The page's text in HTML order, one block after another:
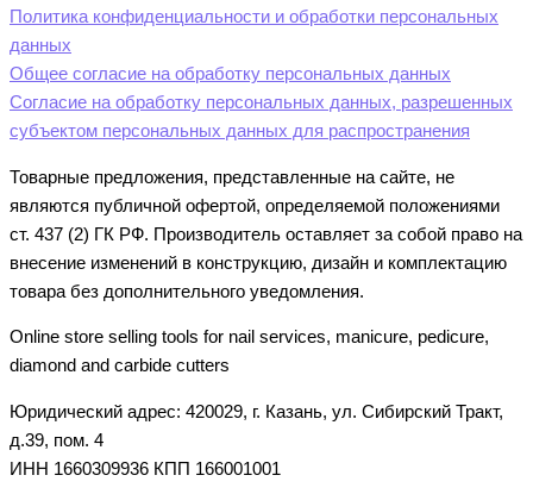
Политика конфиденциальности и обработки персональных
данных
Общее согласие на обработку персональных данных
Согласие на обработку персональных данных, разрешенных
субъектом персональных данных для распространения
Товарные предложения, представленные на сайте, не
являются публичной офертой, определяемой положениями
ст. 437 (2) ГК РФ. Производитель оставляет за собой право на
внесение изменений в конструкцию, дизайн и комплектацию
товара без дополнительного уведомления.
Online store selling tools for nail services, manicure, pedicure,
diamond and carbide cutters
Юридический адрес: 420029, г. Казань, ул. Сибирский Тракт,
д.39, пом. 4
ИНН 1660309936 КПП 166001001